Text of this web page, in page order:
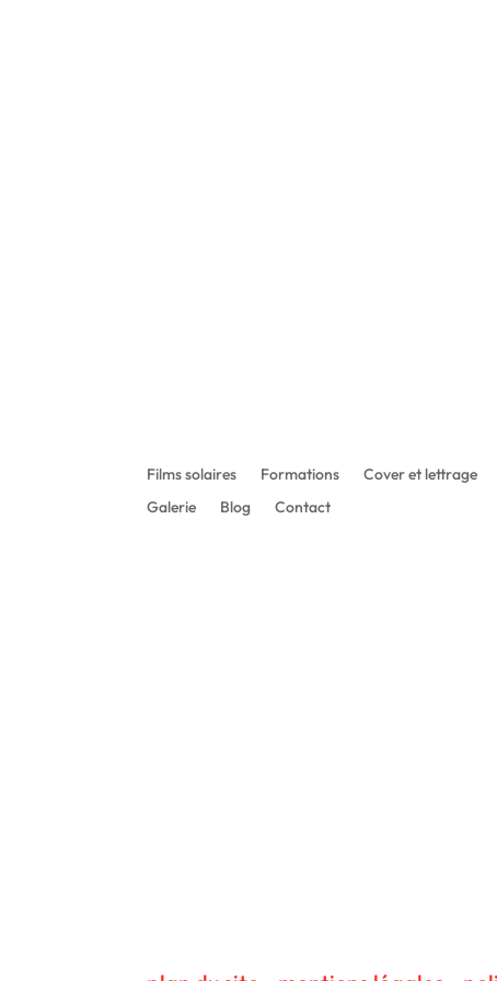
Films solaires Formations Cover et lettrage
Galerie
Blog Contact